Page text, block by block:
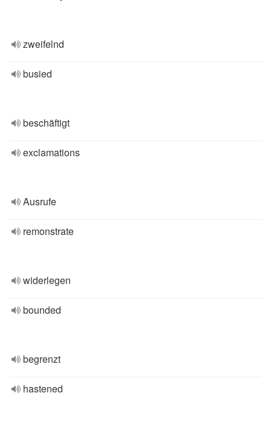
zweifelnd
busied
beschäftigt
exclamations
Ausrufe
remonstrate
widerlegen
bounded
begrenzt
hastened